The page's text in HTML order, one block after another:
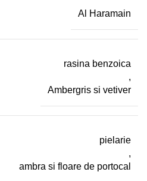
Al Haramain
rasina benzoica
,
Ambergris si vetiver
pielarie
,
ambra si floare de portocal